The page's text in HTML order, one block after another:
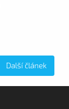
Další článek